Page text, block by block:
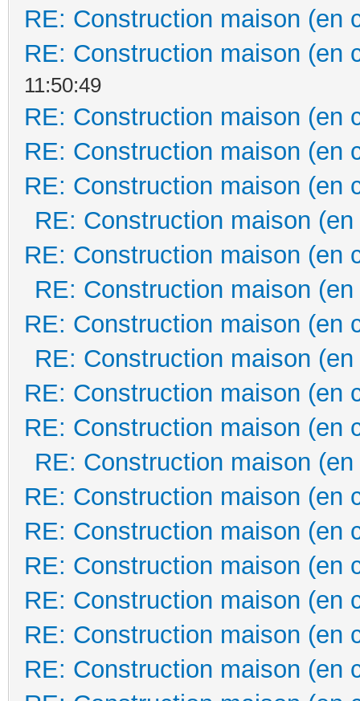
RE: Construction maison (en
RE: Construction maison (en
11:50:49
RE: Construction maison (en
RE: Construction maison (en
RE: Construction maison (en
RE: Construction maison
RE: Construction maison (en
RE: Construction maison
RE: Construction maison (en
RE: Construction maison
RE: Construction maison (en
RE: Construction maison (en
RE: Construction maison
RE: Construction maison (en
RE: Construction maison (en
RE: Construction maison (en
RE: Construction maison (en
RE: Construction maison (en
RE: Construction maison (en